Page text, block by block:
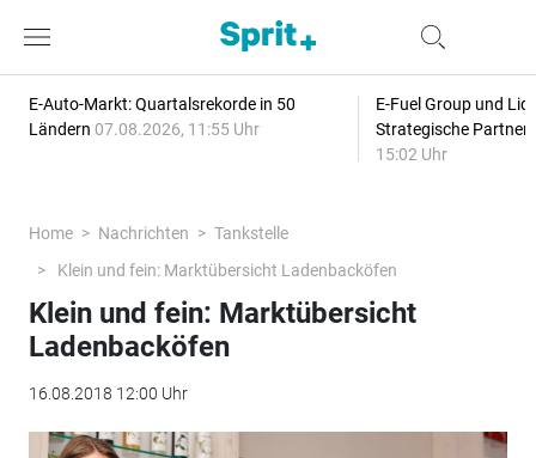
E-Auto-Markt: Quartalsrekorde in 50
Ländern 07.08.2026, 11:55 Uhr
E-Fuel Group und
Strategische
15:02 Uhr
Home Nachrichten
Tankstelle
Klein und fein: Marktübersicht Ladenbacköfen
Klein und fein: Marktübersicht
Ladenbacköfen
16.08.2018 12:00 Uhr